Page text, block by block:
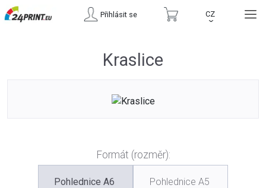
Přihlásit se CZ
›
Kraslice
Formát (rozměr):
Pohlednice A6 Pohlednice A5